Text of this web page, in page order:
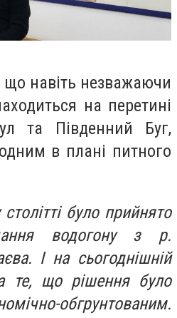
навіть незважаючи
на перетині
та Південний Буг,
в плані питного
було прийнято
водогону з р.
І на сьогоднішній
те, що рішення було
обгрунтованим.